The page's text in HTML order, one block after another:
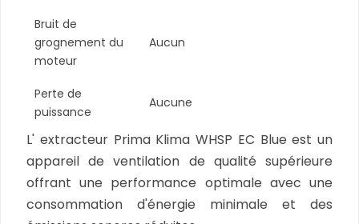
Bruit de
grognement du
moteur
Aucun
Perte de
puissance
Aucune
L' extracteur Prima Klima WHSP EC Blue est un
appareil de ventilation de qualité supérieure
offrant une performance optimale avec une
consommation d'énergie minimale et des